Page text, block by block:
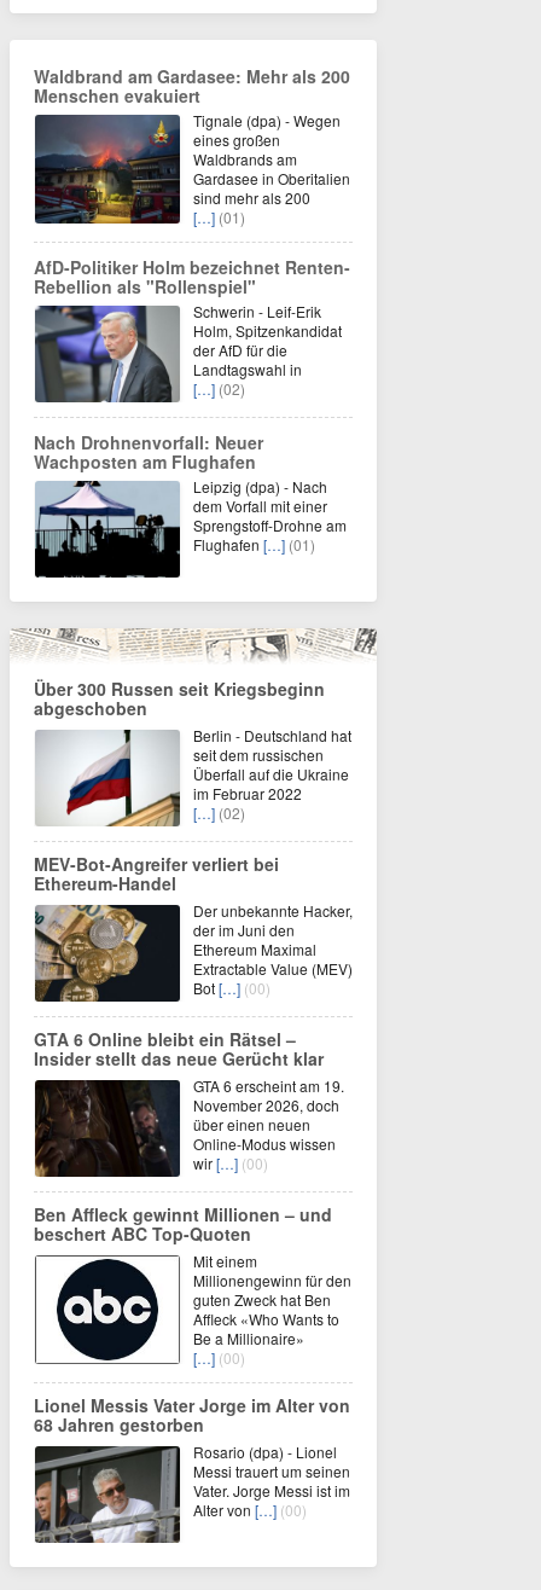
Waldbrand am Gardasee: Mehr als 200
Menschen evakuiert
Tignale (dpa) - Wegen
eines großen
Waldbrands am
Gardasee in Oberitalien
sind mehr als 200
[…] (01)
AfD-Politiker Holm bezeichnet Renten-
Rebellion als "Rollenspiel"
Schwerin - Leif-Erik
Holm, Spitzenkandidat
der AfD für die
Landtagswahl in
[…] (02)
Nach Drohnenvorfall: Neuer
Wachposten am Flughafen
Leipzig (dpa) - Nach
dem Vorfall mit einer
Sprengstoff-Drohne am
Flughafen […] (01)
Über 300 Russen seit Kriegsbeginn
abgeschoben
Berlin - Deutschland hat
seit dem russischen
Überfall auf die Ukraine
im Februar 2022
[…] (02)
MEV-Bot-Angreifer verliert bei
Ethereum-Handel
Der unbekannte Hacker,
der im Juni den
Ethereum Maximal
Extractable Value (MEV)
Bot[…] (00)
GTA 6 Online bleibt ein Rätsel –
Insider stellt das neue Gerücht klar
GTA 6 erscheint am 19.
November 2026, doch
über einen neuen
Online-Modus wissen
wir[…] (00)
Ben Affleck gewinnt Millionen – und
beschert ABC Top-Quoten
Mit einem
Millionengewinn für den
guten Zweck hat Ben
Affleck «Who Wants to
Be a Millionaire»
[…] (00)
Lionel Messis Vater Jorge im Alter von
68 Jahren gestorben
Rosario (dpa) - Lionel
Messi trauert um seinen
Vater. Jorge Messi ist im
Alter von […] (00)